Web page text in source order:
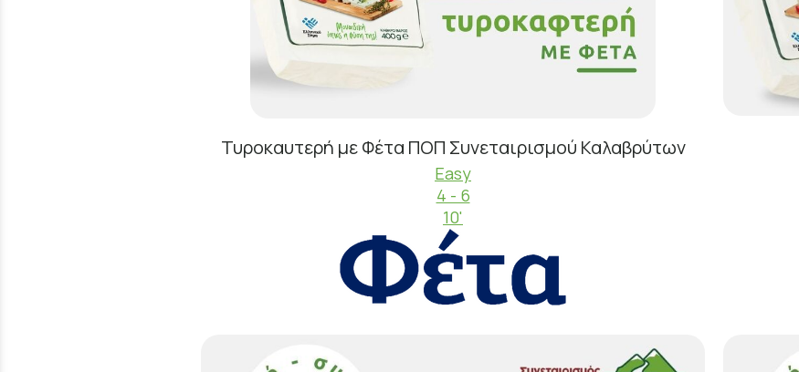
Τυροκαυτερή με Φέτα ΠΟΠ Συνεταιρισμού Καλαβρύτων
Easy
4 - 6
10'